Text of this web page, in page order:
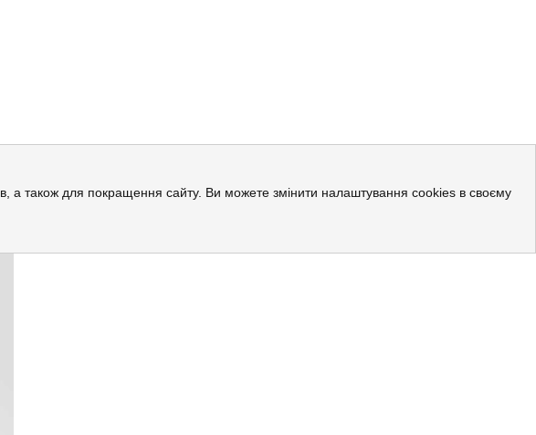
а також для покращення сайту. Ви можете змінити налаштування cookies в своєму